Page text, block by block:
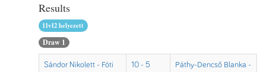
Results
11v12 helyezett
Draw 1
Sándor Nikolett - Fóti
10 - 5
Páthy-Dencső Blanka -